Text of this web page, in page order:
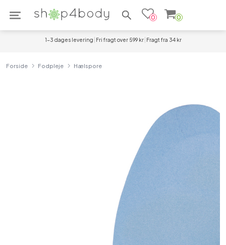
Søg efter produkter
0 0
1-3 dages levering Fri fragt over 599 kr Fragt fra 34 kr
Forside Fodpleje Hælspore